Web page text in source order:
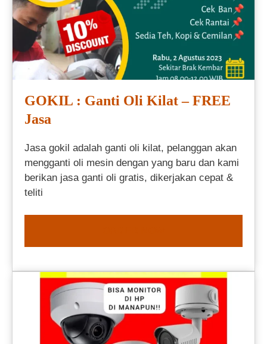
GOKIL : Ganti Oli Kilat – FREE
Jasa
Jasa gokil adalah ganti oli kilat, pelanggan akan
mengganti oli mesin dengan yang baru dan kami
berikan jasa ganti oli gratis, dikerjakan cepat &
teliti